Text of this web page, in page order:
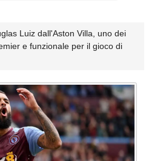
Luiz dall'Aston Villa, uno dei
e funzionale per il gioco di